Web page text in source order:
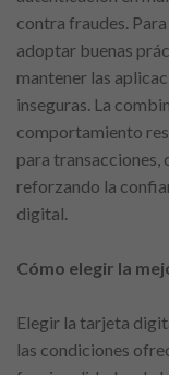
contra fraudes.
adoptar buenas
mantener las
inseguras. La
comportamiento
para transacciones,
reforzando la
digital.
Cómo elegir la
Elegir la tarjeta
las condiciones